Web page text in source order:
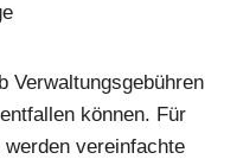
Verwaltungsgebühren
können. Für
vereinfachte